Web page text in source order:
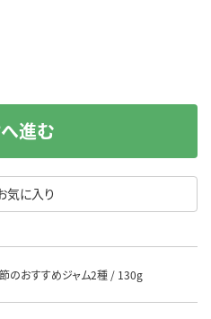
気に入り
進む
のおすすめジャム2種 / 130g